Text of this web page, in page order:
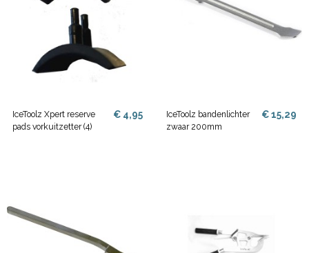
IceToolz Xpert reserve
pads vorkuitzetter (4)
€ 4,95
IceToolz bandenlichter
zwaar 200mm
€ 15,29